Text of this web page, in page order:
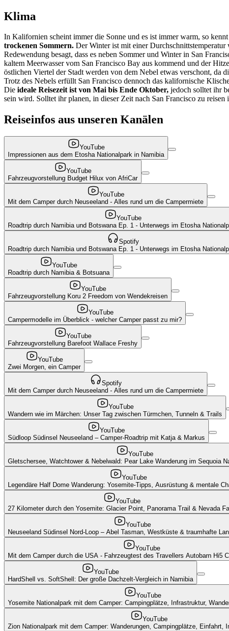
Klima
In Kalifornien scheint immer die Sonne und es ist immer warm, so
trockenen Sommern. Der Winter ist mit einer
Redewendung besagt, dass es neben Sommer und Winter in San
kaltem Meerwasser vom San Francisco Bay aus kommend und der
östlichen Viertel der Stadt werden von dem Nebel etwas verschont, da
Trotz des Nebels erfüllt San Francisco dennoch das kalifornische
Die ideale Reisezeit ist von Mai bis Ende Oktober, jedoch solltet ihr
sein wird. Solltet ihr planen, in dieser Zeit nach San Francisco zu
Reiseinfos aus unseren Kanälen
YouTube
Impressionen aus dem Etosha Nationalpark in Namibia
YouTube
Fahrzeugvorstellung Budget Hilux von AfriCar
YouTube
Mit dem Camper durch Neuseeland - Alles rund um die Campermiete
YouTube
Roadtrip durch Namibia und Botswana Ep. 1 - Unterwegs im Etosha
Spotify
Roadtrip durch Namibia und Botswana Ep. 1 - Unterwegs im Etosha
YouTube
Roadtrip durch Namibia & Botsuana
YouTube
Fahrzeugvorstellung Koru 2 Freedom von Wendekreisen
YouTube
Campermodelle im Überblick - welcher Camper passt zu mir?
YouTube
Fahrzeugvorstellung Barefoot Wallace Freshy
YouTube
Zwei Morgen, ein Camper
Spotify
Mit dem Camper durch Neuseeland - Alles rund um die Campermiete
YouTube
Wandern wie im Märchen: Unser Tag zwischen Türmchen, Tunneln & Trails
YouTube
Südloop Südinsel Neuseeland – Camper-Roadtrip mit Katja & Markus
YouTube
Gletschersee, Watchtower & Nebelwald: Pear Lake Wanderung im Sequoia
YouTube
Legendäre Half Dome Wanderung: Yosemite-Tipps, Ausrüstung & mentale
YouTube
27 Kilometer durch den Yosemite: Glacier Point, Panorama Trail & Nevada
YouTube
Neuseeland Südinsel Nord-Loop – Abel Tasman, Westküste & traumhafte
YouTube
Mit dem Camper durch die USA - Fahrzeugtest des Travellers Autobarn Hi5
YouTube
HardShell vs. SoftShell: Der große Dachzelt-Vergleich in Namibia
YouTube
Yosemite Nationalpark mit dem Camper: Campingplätze, Infrastruktur,
YouTube
Zion Nationalpark mit dem Camper: Wanderungen, Campingplätze, Einfahrt,